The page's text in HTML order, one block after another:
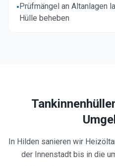
•Prüfmängel an Altanlagen
Hülle beheben
In Hilden sanieren wir
der Innenstadt bis in die